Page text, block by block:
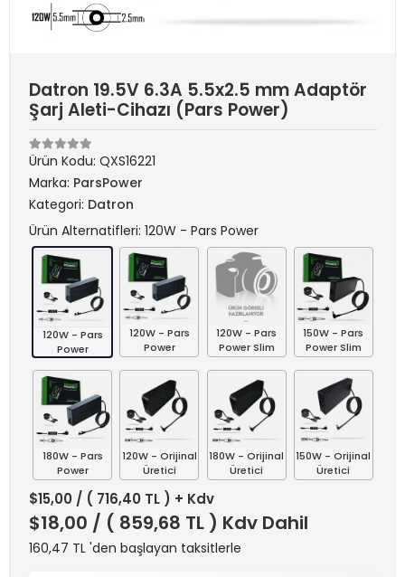
Datron 19.5V 6.3A 5.5x2.5 mm Adaptör
Şarj Aleti-Cihazı (Pars Power)
Ürün Kodu: QXS16221
Marka: ParsPower
Kategori: Datron
Ürün Alternatifleri: 120W - Pars Power
120W - Pars
Power
120W - Pars
Power
120W - Pars
Power Slim
150W - Pars
Power Slim
180W - Pars
Power
120W - Orijinal
Üretici
180W - Orijinal
Üretici
150W - Orijinal
Üretici
$15,00 / ( 716,40 TL ) + Kdv
$18,00 / ( 859,68 TL ) Kdv Dahil
160,47 TL 'den başlayan taksitlerle